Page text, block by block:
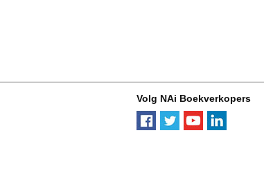
Volg NAi Boekverkopers